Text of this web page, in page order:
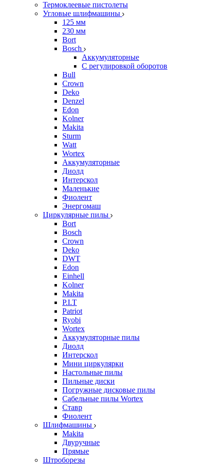
Термоклеевые пистолеты
Угловые шлифмашины
125 мм
230 мм
Bort
Bosch
Аккумуляторные
С регулировкой оборотов
Bull
Crown
Deko
Denzel
Edon
Kolner
Makita
Sturm
Watt
Wortex
Аккумуляторные
Диолд
Интерскол
Маленькие
Фиолент
Энергомаш
Циркулярные пилы
Bort
Bosch
Crown
Deko
DWT
Edon
Einhell
Kolner
Makita
P.I.T
Patriot
Ryobi
Wortex
Аккумуляторные пилы
Диолд
Интерскол
Мини циркулярки
Настольные пилы
Пильные диски
Погружные дисковые пилы
Сабельные пилы Wortex
Ставр
Фиолент
Шлифмашины
Makita
Двуручные
Прямые
Штроборезы